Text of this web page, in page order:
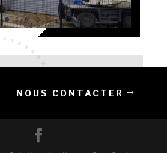
NOUS CONTACTER